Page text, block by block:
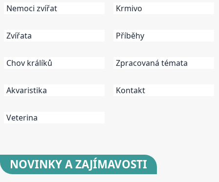
Nemoci zvířat
Zvířata
Chov králíků
Akvaristika
Veterina
Krmivo
Příběhy
Zpracovaná témata
Kontakt
NOVINKYA ZAJÍMAVOSTI